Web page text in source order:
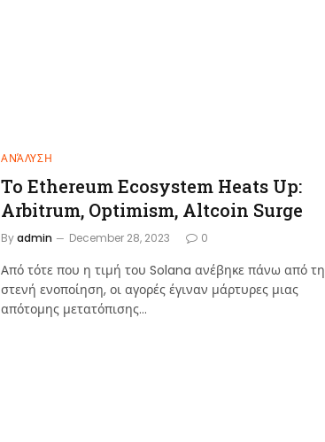
ΑΝΆΛΥΣΗ
Το Ethereum Ecosystem Heats Up:
Arbitrum, Optimism, Altcoin Surge
Byadmin December 28, 2023 0
Από τότε που η τιμή του Solana ανέβηκε πάνω από τη
στενή ενοποίηση, οι αγορές έγιναν μάρτυρες μιας
απότομης μετατόπισης…